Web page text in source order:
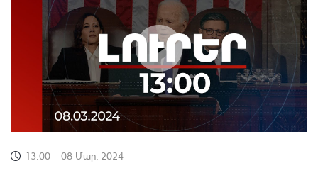
13:00 08 Մար, 2024